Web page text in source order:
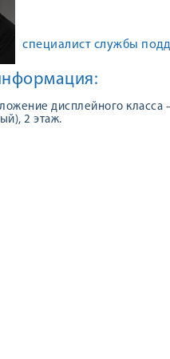
специалист службы
дисплейного класса
2 этаж.